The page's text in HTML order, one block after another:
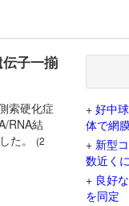
子一揃
索硬化症
RNA結
た。
(2
+ 好中
体で網
+ 新型
数近く
+ 良好
を同定